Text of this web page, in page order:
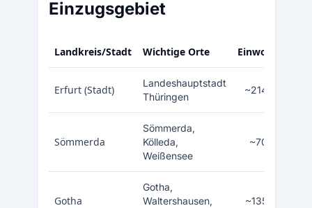
Einzugsgebiet
Landkreis/Stadt Wichtige Orte Einwohner
Erfurt (Stadt)
Landeshauptstadt
Thüringen
~214.000
Sömmerda
Sömmerda,
Kölleda,
Weißensee
~70.000
Gotha
Gotha,
Waltershausen,
~135.000